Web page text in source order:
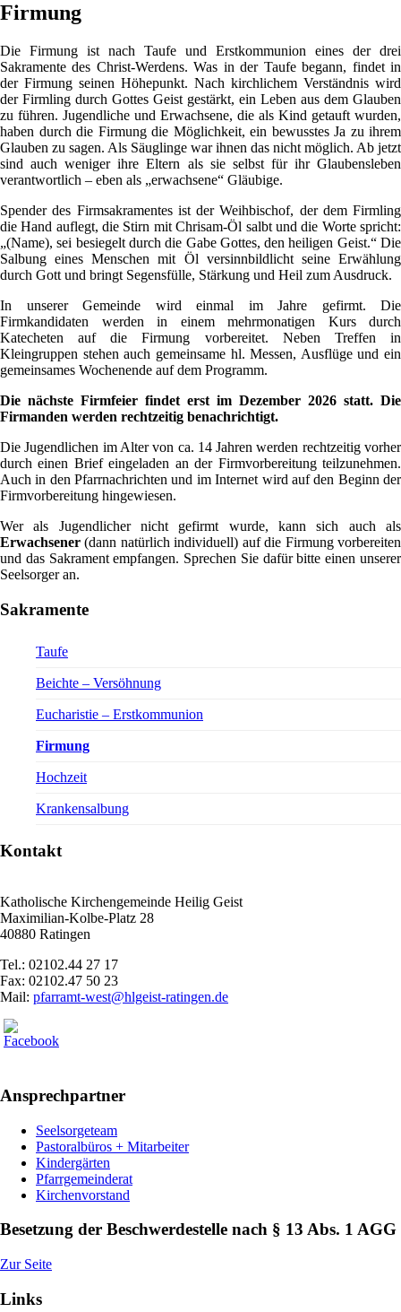
Firmung
Die Firmung ist nach Taufe und Erstkommunion eines der drei
Sakramente des Christ-Werdens. Was in der Taufe begann, findet in
der Firmung seinen Höhepunkt. Nach kirchlichem Verständnis wird
der Firmling durch Gottes Geist gestärkt, ein Leben aus dem Glauben
zu führen. Jugendliche und Erwachsene, die als Kind getauft wurden,
haben durch die Firmung die Möglichkeit, ein bewusstes Ja zu ihrem
Glauben zu sagen. Als Säuglinge war ihnen das nicht möglich. Ab jetzt
sind auch weniger ihre Eltern als sie selbst für ihr Glaubensleben
verantwortlich – eben als „erwachsene“ Gläubige.
Spender des Firmsakramentes ist der Weihbischof, der dem Firmling
die Hand auflegt, die Stirn mit Chrisam-Öl salbt und die Worte spricht:
„(Name), sei besiegelt durch die Gabe Gottes, den heiligen Geist.“ Die
Salbung eines Menschen mit Öl versinnbildlicht seine Erwählung
durch Gott und bringt Segensfülle, Stärkung und Heil zum Ausdruck.
In unserer Gemeinde wird einmal im Jahre gefirmt. Die
Firmkandidaten werden in einem mehrmonatigen Kurs durch
Katecheten auf die Firmung vorbereitet. Neben Treffen in
Kleingruppen stehen auch gemeinsame hl. Messen, Ausflüge und ein
gemeinsames Wochenende auf dem Programm.
Die nächste Firmfeier findet erst im Dezember 2026 statt. Die
Firmanden werden rechtzeitig benachrichtigt.
Die Jugendlichen im Alter von ca. 14 Jahren werden rechtzeitig vorher
durch einen Brief eingeladen an der Firmvorbereitung teilzunehmen.
Auch in den Pfarrnachrichten und im Internet wird auf den Beginn der
Firmvorbereitung hingewiesen.
Wer als Jugendlicher nicht gefirmt wurde, kann sich auch als
Erwachsener (dann natürlich individuell) auf die Firmung vorbereiten
und das Sakrament empfangen. Sprechen Sie dafür bitte einen unserer
Seelsorger an.
Sakramente
Taufe
Beichte – Versöhnung
Eucharistie – Erstkommunion
Firmung
Hochzeit
Krankensalbung
Kontakt
Katholische Kirchengemeinde Heilig Geist
Maximilian-Kolbe-Platz 28
40880 Ratingen
Tel.: 02102.44 27 17
Fax: 02102.47 50 23
Mail: pfarramt-west@hlgeist-ratingen.de
Ansprechpartner
Seelsorgeteam
Pastoralbüros + Mitarbeiter
Kindergärten
Pfarrgemeinderat
Kirchenvorstand
Besetzung der Beschwerdestelle nach § 13 Abs. 1 AGG
Zur Seite
Links